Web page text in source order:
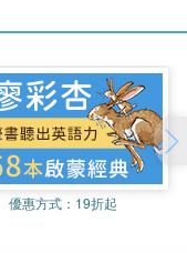
guides readers
original synthesis of
in English. It is the
seeking a better
and cultures.
優惠方式： 19折起